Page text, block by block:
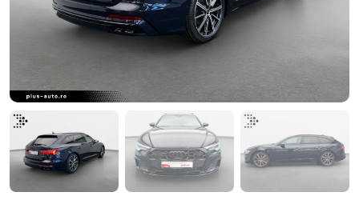
Contact